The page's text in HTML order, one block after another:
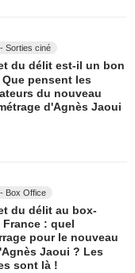
Sorties ciné
du délit est-il un bon
pensent les
du nouveau
d'Agnès Jaoui
Box Office
du délit au box-
: quel
pour le nouveau
Jaoui ? Les
sont là !